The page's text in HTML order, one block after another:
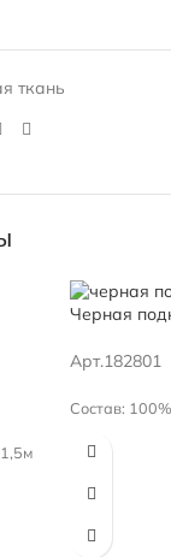
ткань
Черная
Арт.182801
Состав: